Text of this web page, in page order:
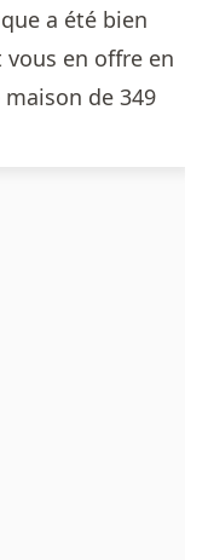
a été bien
en offre en
de 349